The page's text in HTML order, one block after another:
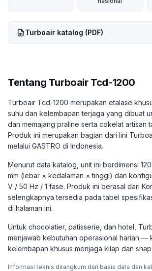
Turboair katalog (PDF)
Tentang Turboair Tcd-1200
Turboair Tcd-1200 merupakan etalase
suhu dan kelembapan terjaga yang dibuat
dan memajang praline serta cokelat artisan
Produk ini merupakan bagian dari lini
melalui GASTRO di Indonesia.
Menurut data katalog, unit ini berdimensi
mm (lebar × kedalaman × tinggi) dan
V / 50 Hz / 1 fase. Produk ini berasal dari
selengkapnya tersedia pada tabel
di halaman ini.
Untuk chocolatier, patisserie, dan hotel,
menjawab kebutuhan operasional harian —
kelembapan khusus menjaga kilap dan
Informasi teknis dirangkum dari basis data dan